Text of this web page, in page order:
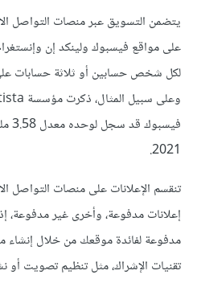
يتضمن التسويق عبر منصات التواصل
على مواقع فيسبوك ولينكد إن
لكل شخص حسابين أو ثلاثة حسابات
2021.
تنقسم الإعلانات على منصات التواصل
إعلانات مدفوعة، وأخرى غير مدفوعة،
مدفوعة لفائدة موقعك من خلال إنشاء
تقنيات الإشراك، مثل تنظيم تصويت